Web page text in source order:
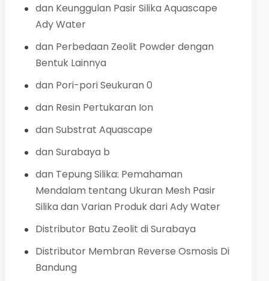
dan Keunggulan Pasir Silika Aquascape
Ady Water
dan Perbedaan Zeolit Powder dengan
Bentuk Lainnya
dan Pori-pori Seukuran 0
dan Resin Pertukaran Ion
dan Substrat Aquascape
dan Surabaya b
dan Tepung Silika: Pemahaman
Mendalam tentang Ukuran Mesh Pasir
Silika dan Varian Produk dari Ady Water
Distributor Batu Zeolit di Surabaya
Distributor Membran Reverse Osmosis Di
Bandung